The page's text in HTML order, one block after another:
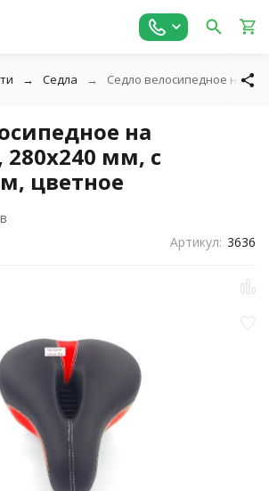
Седла Седло велосипедное на
на
мм, с
цветное
Артикул: 3636